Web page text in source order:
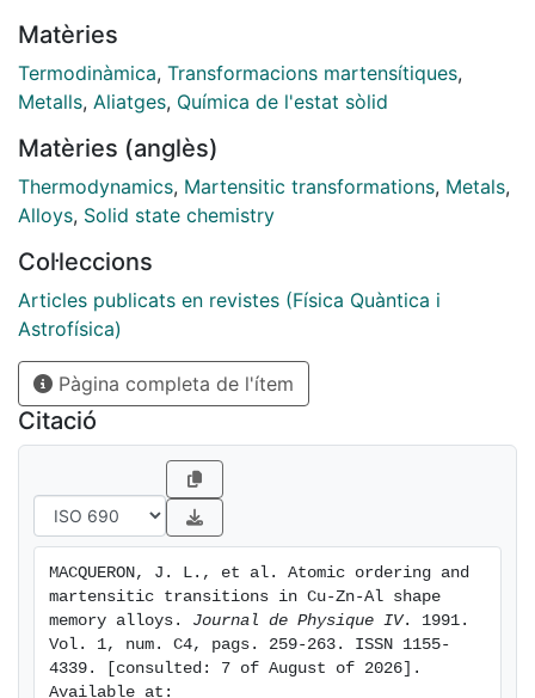
variations of the system are obtained during the
process. The change of these quantities in the whole
process have been compared with the difference
and Ms measured just after the quench. We obtain that
these three quantities present, as a function of Tq, the
same qualitative behaviour. These changes are then
quench in the system. The relaxational process does
not follow a single exponential decay. Instead, a
continuous slowing down is observed. A relaxation
time [MATH] has been defined to characterize the
relaxation rate. We show that [MATH] depends on
both the annealing and the quenching (Tq [MATH] 800
K) temperatures through an Arrhenius law.
Matèries
Termodinàmica, Transformacions martensítiques,
Metalls, Aliatges, Química de l'estat sòlid
Matèries (anglès)
Thermodynamics, Martensitic transformations, Metals,
Alloys, Solid state chemistry
Col·leccions
Articles publicats en revistes (Física Quàntica i
Astrofísica)
Pàgina completa de l'ítem
Citació
MACQUERON, J. L., et al. Atomic ordering and
martensitic transitions in Cu-Zn-Al shape
memory alloys. Journal de Physique IV. 1991.
Vol. 1, num. C4, pags. 259-263. ISSN 1155-
4339. [consulted: 7 of August of 2026].
Available at: